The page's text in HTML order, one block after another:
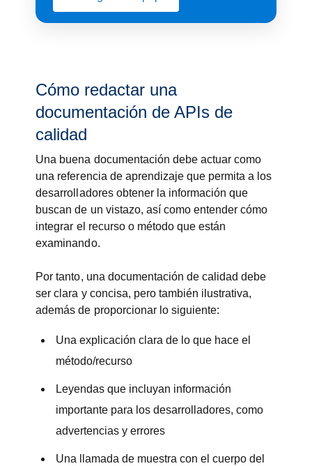
Cómo redactar una
documentación de APIs de
calidad
Una buena documentación debe actuar como
una referencia de aprendizaje que permita a los
desarrolladores obtener la información que
buscan de un vistazo, así como entender cómo
integrar el recurso o método que están
examinando.
Por tanto, una documentación de calidad debe
ser clara y concisa, pero también ilustrativa,
además de proporcionar lo siguiente:
Una explicación clara de lo que hace el
método/recurso
Leyendas que incluyan información
importante para los desarrolladores, como
advertencias y errores
Una llamada de muestra con el cuerpo del